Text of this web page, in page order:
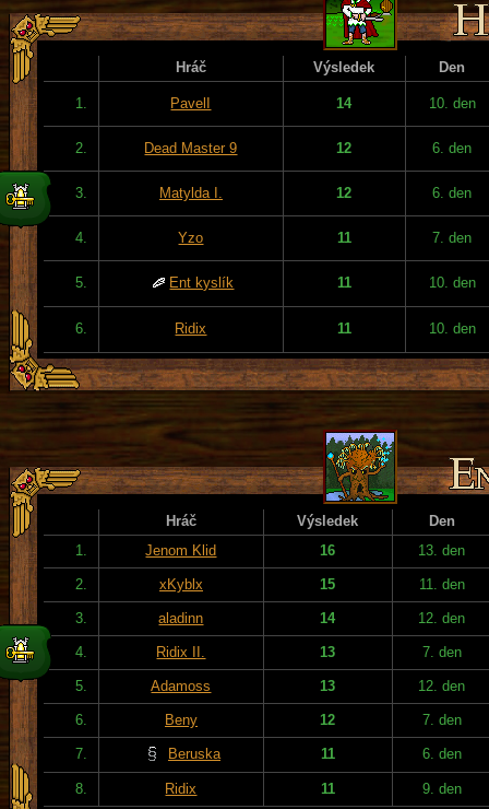
Hráč Výsledek Den
1. PavelI 14 10. den
2. Dead Master 9 12 6. den
3. Matylda I. 12 6. den
4. Yzo 11 7. den
5. Ent kyslík 11 10. den
6. Ridix 11 10. den
Hráč Výsledek
Den
1.
Jenom Klid 16 13. den
2. xKyblx 15 11. den
3. aladinn 14 12. den
4. Ridix II. 13 7. den
5. Adamoss 13 12. den
6. Beny 12 7. den
7. Beruska 11 6. den
8. Ridix 11 9. den